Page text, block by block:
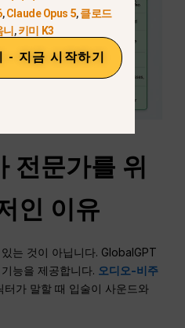
전문가를 위
인 이유
는 것이 아닙니다. GlobalGPT
능을 제공합니다. 오디오-비주
터가 말할 때 입술이 사운드와
,Claude Opus 5,클로드
,키미 K3
- 지금 시작하기